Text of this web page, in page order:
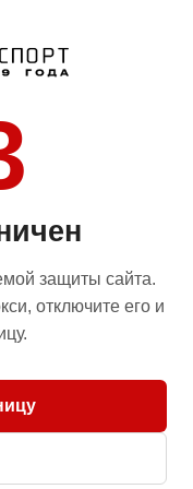
защиты сайта.
отключите его и